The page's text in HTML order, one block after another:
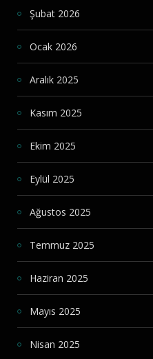
Şubat 2026
Ocak 2026
Aralık 2025
Kasım 2025
Ekim 2025
Eylül 2025
Ağustos 2025
Temmuz 2025
Haziran 2025
Mayıs 2025
Nisan 2025